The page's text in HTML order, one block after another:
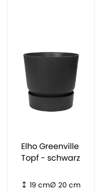
Elho Greenville
Topf - schwarz
19 cm 20 cm